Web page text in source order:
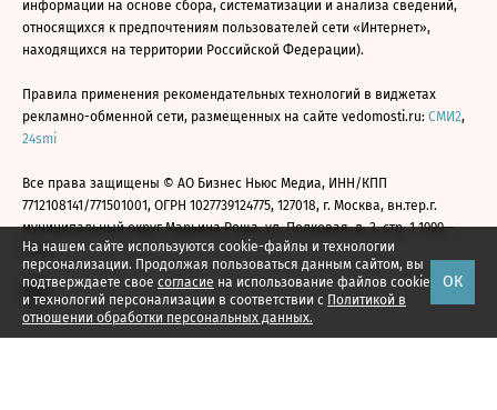
На нашем сайте используются cookie-файлы и технологии
персонализации. Продолжая пользоваться данным сайтом, вы
подтверждаете свое согласие на использование файлов cookie
и технологий персонализации в соответствии с Политикой в
отношении обработки персональных данных.
ОК
информации на основе сбора, систематизации и анализа сведений,
относящихся к предпочтениям пользователей сети «Интернет»,
находящихся на территории Российской Федерации).
Правила применения рекомендательных технологий в виджетах
рекламно-обменной сети, размещенных на сайте vedomosti.ru: СМИ2,
24smi
Все права защищены © АО Бизнес Ньюс Медиа, ИНН/КПП
7712108141/771501001, ОГРН 1027739124775, 127018, г. Москва, вн.тер.г.
муниципальный округ Марьина Роща, ул. Полковая, д. 3, стр. 1 1999—
2026